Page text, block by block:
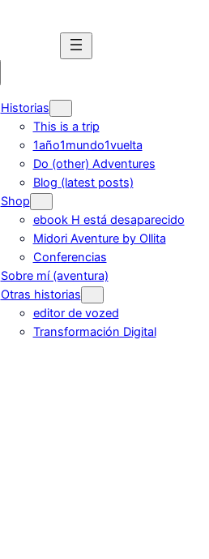
Historias
This is a trip
1año1mundo1vuelta
Do (other) Adventures
Blog (latest posts)
Shop
ebook H está desaparecido
Midori Aventure by Ollita
Conferencias
Sobre mí (aventura)
Otras historias
editor de vozed
Transformación Digital